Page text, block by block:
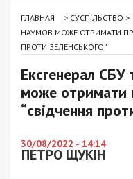
ГЛАВНАЯ > СУСПІЛЬСТВО >
НАУМОВ МОЖЕ ОТРИМАТИ
ПРОТИ ЗЕЛЕНСЬКОГО”
Ексгенерал СБУ
може отримати
“свідчення
30/08/2022 - 14:14
ПЕТРО ЩУКІН